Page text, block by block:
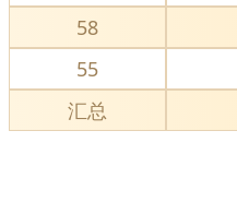
58
55
汇总